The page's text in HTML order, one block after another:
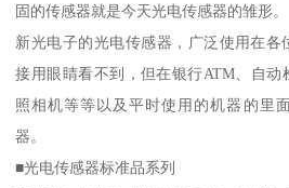
固的传感器就是今天光电传感器的雏形。
新光电子的光电传感器，广泛使用在各
接用眼睛看不到，但在银行ATM、自动
照相机等等以及平时使用的机器的里
器。
■光电传感器标准品系列